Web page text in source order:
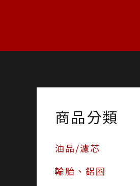
商品分類
油品/濾芯
輪胎、鋁圈